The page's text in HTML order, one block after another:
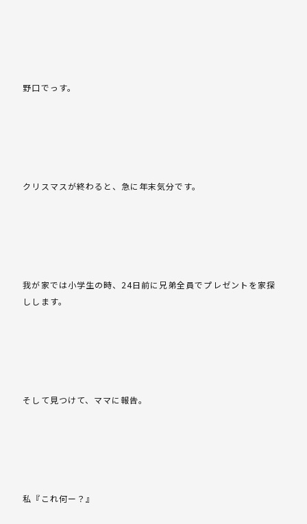
野口でっす。
クリスマスが終わると、急に年末気分です。
我が家では小学生の時、24日前に兄弟全員でプレゼントを家探
しします。
そして見つけて、ママに報告。
私『これ何ー？』